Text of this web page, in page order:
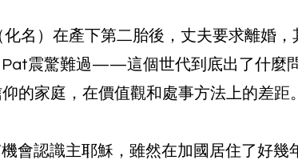
名）在產下第二胎後，丈夫要求離婚
Pat震驚難過——這個世代到底出了什麼
的家庭，在價值觀和處事方法上的差距。
會認識主耶穌，雖然在加國居住了好